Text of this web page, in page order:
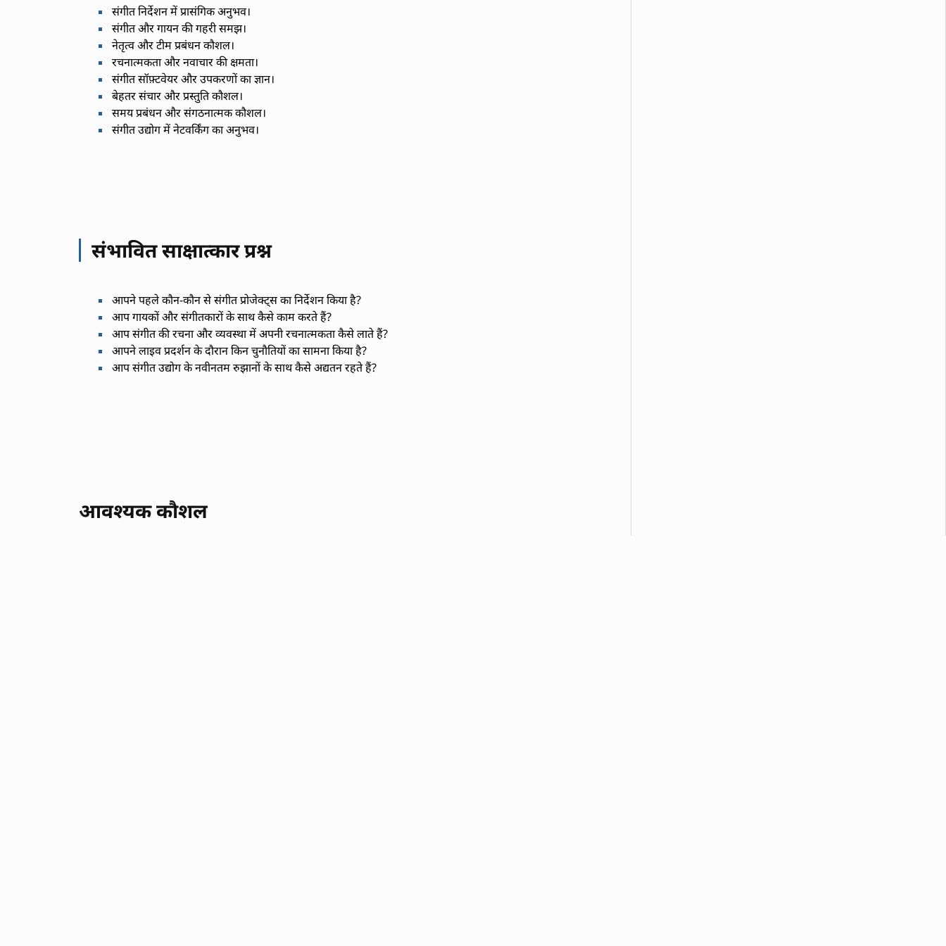
संगीत निर्देशन में प्रासंगिक अनुभव।
संगीत और गायन की गहरी समझ।
नेतृत्व और टीम प्रबंधन कौशल।
रचनात्मकता और नवाचार की क्षमता।
संगीत सॉफ़्टवेयर और उपकरणों का ज्ञान।
बेहतर संचार और प्रस्तुति कौशल।
समय प्रबंधन और संगठनात्मक कौशल।
संगीत उद्योग में नेटवर्किंग का अनुभव।
संभावित साक्षात्कार प्रश्न
आपने पहले कौन-कौन से संगीत प्रोजेक्ट्स का निर्देशन किया है?
आप गायकों और संगीतकारों के साथ कैसे काम करते हैं?
आप संगीत की रचना और व्यवस्था में अपनी रचनात्मकता कैसे लाते हैं?
आपने लाइव प्रदर्शन के दौरान किन चुनौतियों का सामना किया है?
आप संगीत उद्योग के नवीनतम रुझानों के साथ कैसे अद्यतन रहते हैं?
आवश्यक कौशल